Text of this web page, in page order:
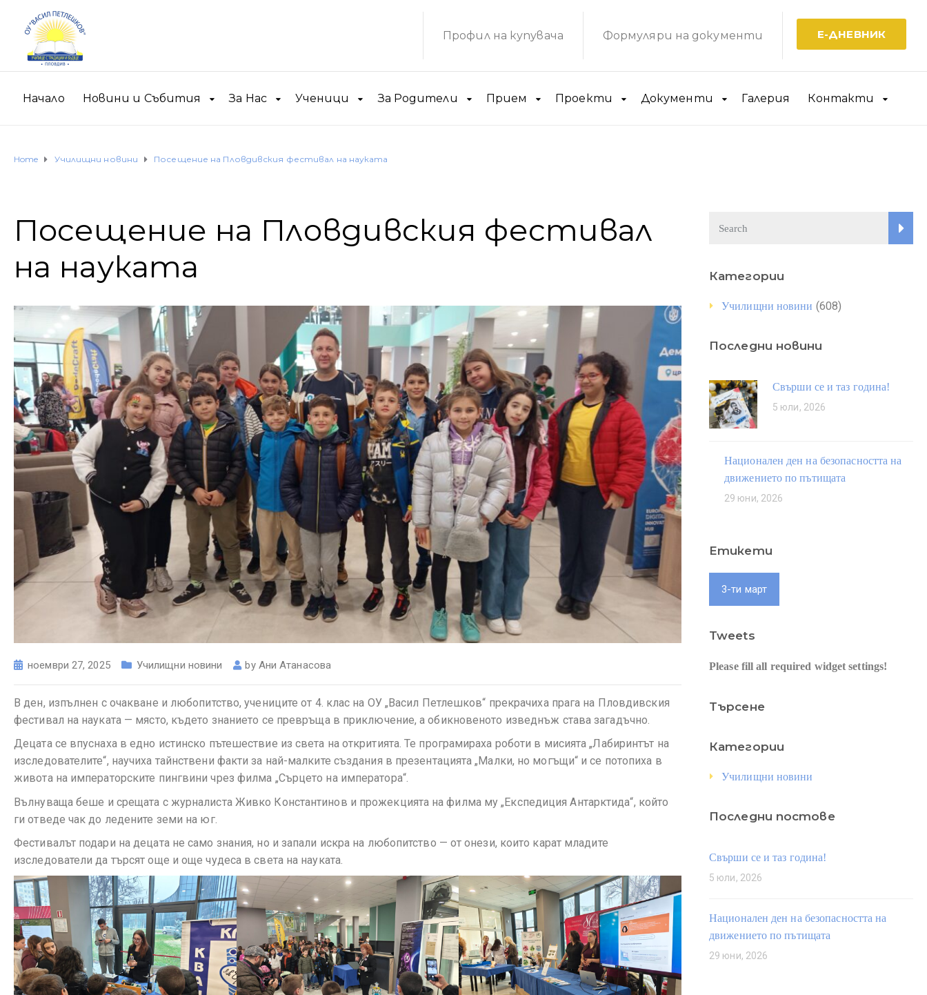
Профил на купувача Формуляри на документи Е-ДНЕВНИК
Начало Новини и Събития За Нас Ученици За Родители Прием Проекти Документи Галерия Контакти
Home Училищни новини Посещение на Пловдивския фестивал на науката
Посещение на Пловдивския фестивал
на науката
ноември 27, 2025 Училищни новини by Ани Атанасова
В ден, изпълнен с очакване и любопитство, учениците от 4. клас на ОУ „Васил Петлешков“ прекрачиха прага на Пловдивския
фестивал на науката — място, където знанието се превръща в приключение, а обикновеното изведнъж става загадъчно.
Децата се впуснаха в едно истинско пътешествие из света на откритията. Те програмираха роботи в мисията „Лабиринтът на
изследователите“, научиха тайнствени факти за най-малките създания в презентацията „Малки, но могъщи“ и се потопиха в
живота на императорските пингвини чрез филма „Сърцето на императора“.
Вълнуваща беше и срещата с журналиста Живко Константинов и прожекцията на филма му „Експедиция Антарктида“, който
ги отведе чак до ледените земи на юг.
Фестивалът подари на децата не само знания, но и запали искра на любопитство — от онези, които карат младите
изследователи да търсят още и още чудеса в света на науката.
Категории
Училищни новини (608)
Последни новини
Свърши се и таз година!
5 юли, 2026
Национален ден на безопасността на
движението по пътищата
29 юни, 2026
Етикети
3-ти март
Tweets
Please fill all required widget settings!
Търсене
Категории
Училищни новини
Последни постове
Свърши се и таз година!
5 юли, 2026
Национален ден на безопасността на
движението по пътищата
29 юни, 2026